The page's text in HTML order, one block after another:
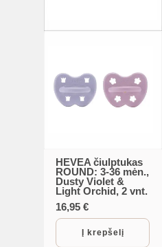
HEVEA čiulptukas
ROUND: 3-36 mėn.,
Dusty Violet &
Light Orchid, 2 vnt.
16,95€
Į krepšelį